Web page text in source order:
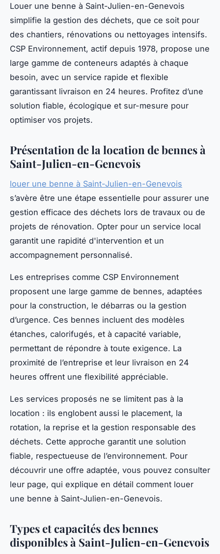
Louer une benne à Saint-Julien-en-Genevois
simplifie la gestion des déchets, que ce soit pour
des chantiers, rénovations ou nettoyages intensifs.
CSP Environnement, actif depuis 1978, propose une
large gamme de conteneurs adaptés à chaque
besoin, avec un service rapide et flexible
garantissant livraison en 24 heures. Profitez d’une
solution fiable, écologique et sur-mesure pour
optimiser vos projets.
Présentation de la location de bennes à
Saint-Julien-en-Genevois
louer une benne à Saint-Julien-en-Genevois
s’avère être une étape essentielle pour assurer une
gestion efficace des déchets lors de travaux ou de
projets de rénovation. Opter pour un service local
garantit une rapidité d'intervention et un
accompagnement personnalisé.
Les entreprises comme CSP Environnement
proposent une large gamme de bennes, adaptées
pour la construction, le débarras ou la gestion
d’urgence. Ces bennes incluent des modèles
étanches, calorifugés, et à capacité variable,
permettant de répondre à toute exigence. La
proximité de l’entreprise et leur livraison en 24
heures offrent une flexibilité appréciable.
Les services proposés ne se limitent pas à la
location : ils englobent aussi le placement, la
rotation, la reprise et la gestion responsable des
déchets. Cette approche garantit une solution
fiable, respectueuse de l’environnement. Pour
découvrir une offre adaptée, vous pouvez consulter
leur page, qui explique en détail comment louer
une benne à Saint-Julien-en-Genevois.
Types et capacités des bennes
disponibles à Saint-Julien-en-Genevois